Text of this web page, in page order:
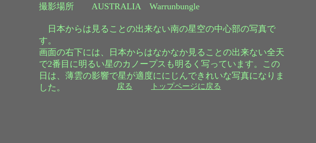
撮影場所 AUSTRALIA Warrunbungle
日本からは見ることの出来ない南の星空の中心部の写真で
す。
画面の右下には、日本からはなかなか見ることの出来ない全天
で2番目に明るい星のカノープスも明るく写っています。この
日は、薄雲の影響で星が適度ににじんできれいな写真になりま
した。
戻る トップページに戻る